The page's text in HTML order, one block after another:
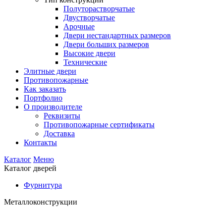
Полуторастворчатые
Двустворчатые
Арочные
Двери нестандартных размеров
Двери больших размеров
Высокие двери
Технические
Элитные двери
Противопожарные
Как заказать
Портфолио
О производителе
Реквизиты
Противопожарные сертификаты
Доставка
Контакты
Каталог Меню
Каталог дверей
Фурнитура
Металлоконструкции